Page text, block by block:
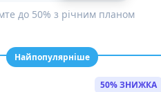
до 50% з річним планом
Найпопулярніше
50% ЗНИЖКА